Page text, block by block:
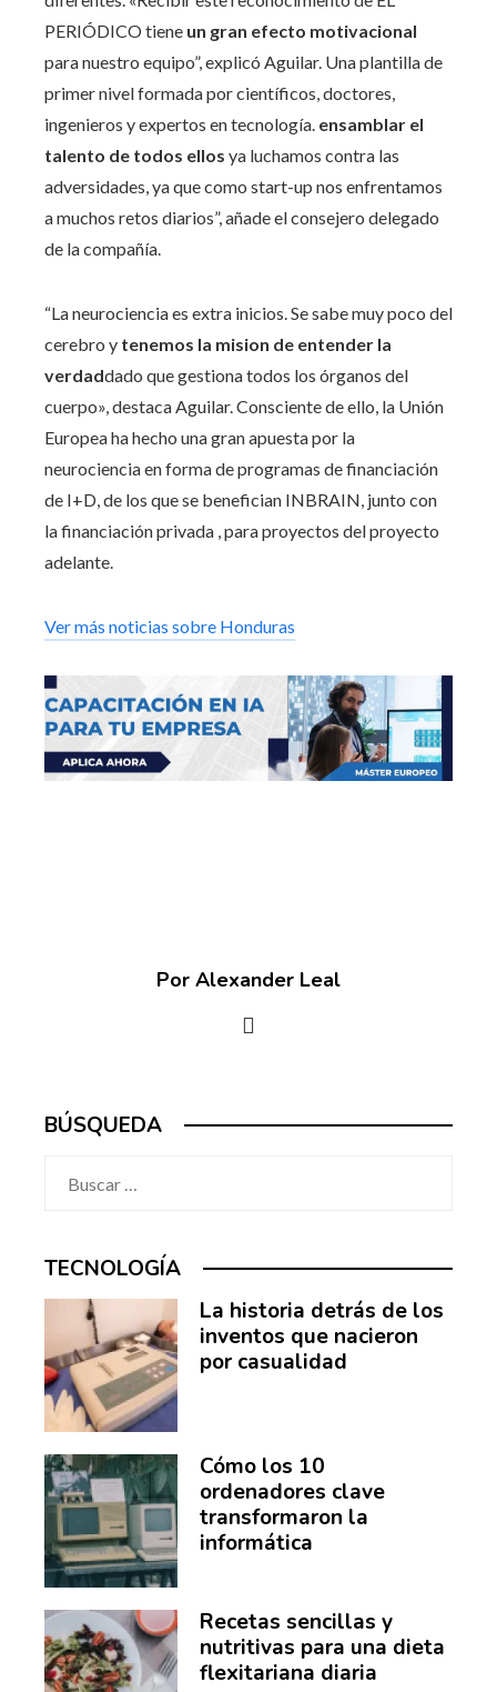
PERIÓDICO tiene un gran efecto motivacional
para nuestro equipo”, explicó Aguilar. Una plantilla de
primer nivel formada por científicos, doctores,
ingenieros y expertos en tecnología. ensamblar el
talento de todos ellos ya luchamos contra las
adversidades, ya que como start-up nos enfrentamos
a muchos retos diarios”, añade el consejero delegado
de la compañía.
“La neurociencia es extra inicios. Se sabe muy poco del
cerebro y tenemos la mision de entender la
verdaddado que gestiona todos los órganos del
cuerpo», destaca Aguilar. Consciente de ello, la Unión
Europea ha hecho una gran apuesta por la
neurociencia en forma de programas de financiación
de I+D, de los que se benefician INBRAIN, junto con
la financiación privada , para proyectos del proyecto
adelante.
Ver más noticias sobre Honduras
Por Alexander Leal
BÚSQUEDA
TECNOLOGÍA
La historia detrás de los
inventos que nacieron
por casualidad
Cómo los 10
ordenadores clave
transformaron la
informática
Recetas sencillas y
nutritivas para una dieta
flexitariana diaria